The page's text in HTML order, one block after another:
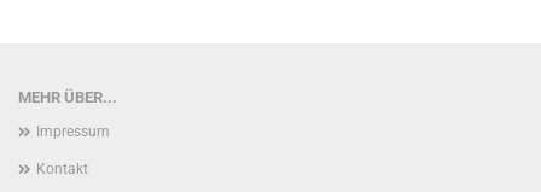
MEHR ÜBER...
Impressum
Kontakt